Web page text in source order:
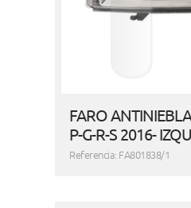
FARO
P-G-R-S 2016-
Referencia: FA801838/1